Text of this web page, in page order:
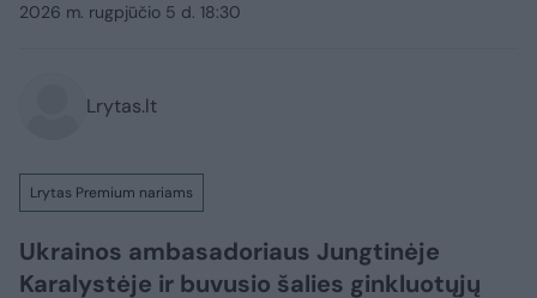
2026 m. rugpjūčio 5 d. 18:30
Lrytas.lt
Lrytas Premium nariams
Ukrainos ambasadoriaus Jungtinėje
Karalystėje ir buvusio šalies ginkluotųjų